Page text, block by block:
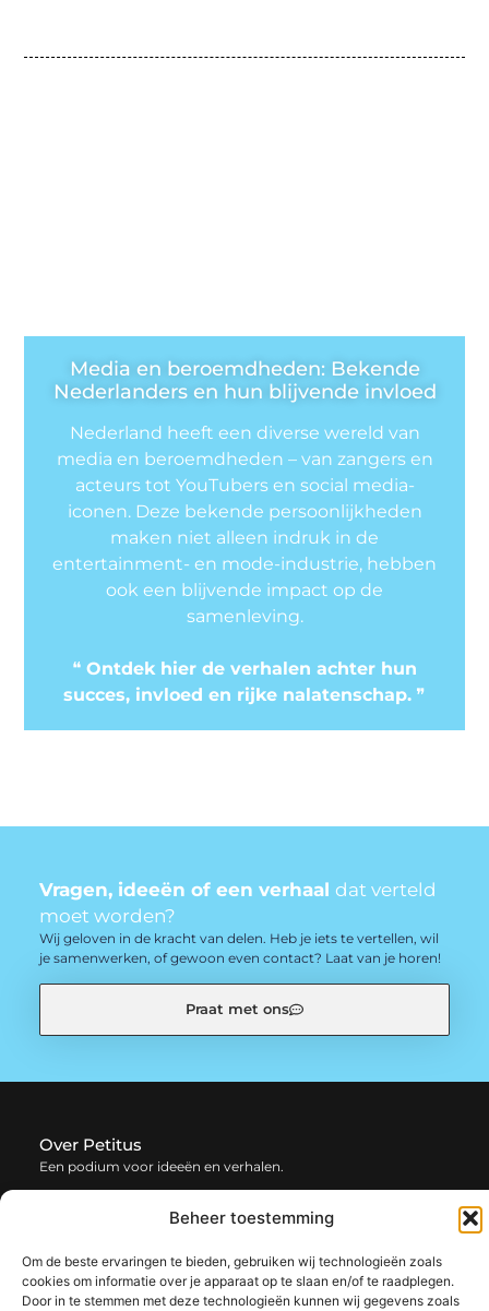
Beheer toestemming
Om de beste ervaringen te bieden, gebruiken wij technologieën zoals
cookies om informatie over je apparaat op te slaan en/of te raadplegen.
Door in te stemmen met deze technologieën kunnen wij gegevens zoals
Media en beroemdheden: Bekende
Nederlanders en hun blijvende invloed
Nederland heeft een diverse wereld van
media en beroemdheden – van zangers en
acteurs tot YouTubers en social media-
iconen. Deze bekende persoonlijkheden
maken niet alleen indruk in de
entertainment- en mode-industrie, hebben
ook een blijvende impact op de
samenleving.
❝ Ontdek hier de verhalen achter hun
succes, invloed en rijke nalatenschap. ❞
Vragen, ideeën of een verhaal dat verteld
moet worden?
Wij geloven in de kracht van delen. Heb je iets te vertellen, wil
je samenwerken, of gewoon even contact? Laat van je horen!
Praat met ons
Over Petitus
Een podium voor ideeën en verhalen.
creativiteit en inzichten uit het dagelijks leven. Laat je
Onze Bericht categorie